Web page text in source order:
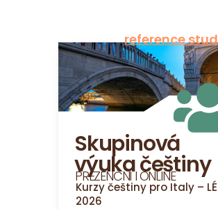
reference
Skupinová
výuka češtiny
PREZENČNÍ I ONLINE
Kurzy češtiny pro Italy –
2026